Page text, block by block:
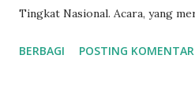
Tingkat Nasional. Acara, yang
Pekalongan sejak pukul 08.00
BERBAGI POSTING KOMENTAR